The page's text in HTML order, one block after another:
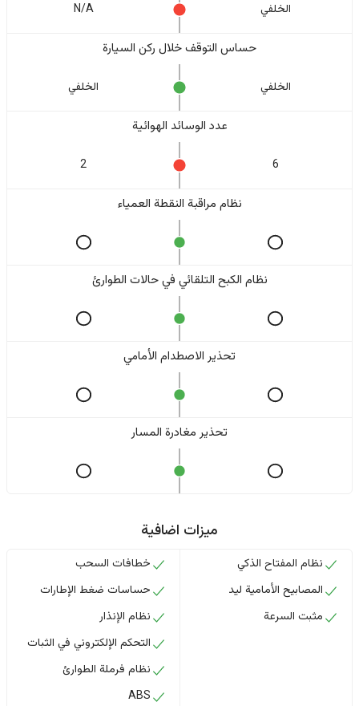
الخلفي N/A
حساس التوقف خلال ركن السيارة
الخلفي الخلفي
عدد الوسائد الهوائية
6
2
نظام مراقبة النقطة العمياء
نظام الكبح التلقائي في حالات الطوارئ
تحذير الاصطدام الأمامي
تحذير مغادرة المسار
ميزات اضافية
نظام المفتاح الذكي
المصابيح الأمامية ليد
مثبت السرعة
خطافات السحب
حساسات ضغط الإطارات
نظام الإنذار
التحكم الإلكتروني في الثبات
نظام فرملة الطوارئ
ABS